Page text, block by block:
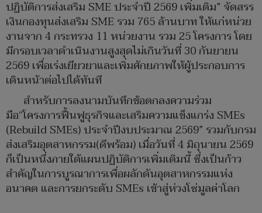
ปฏิบัติการส่งเสริม SME ประจำปี 2569 เพิ่มเติม” จัดสรร
เงินกองทุนส่งเสริม SME รวม 765 ล้านบาท ให้แก่หน่วย
งานจาก 4 กระทรวง 11 หน่วยงาน รวม 25 โครงการ โดย
มีกรอบเวลาดำเนินงานสูงสุดไม่เกินวันที่ 30 กันยายน
2569 เพื่อเร่งเยียวยาและเพิ่มศักยภาพให้ผู้ประกอบการ
เดินหน้าต่อไปได้ทันที
สำหรับการลงนามบันทึกข้อตกลงความร่วม
มือ“โครงการฟื้นฟูธุรกิจและเสริมความแข็งแกร่ง SMEs
(Rebuild SMEs) ประจำปีงบประมาณ 2569” รวมกับกรม
ส่งเสริมอุตสาหกรรม(ดีพร้อม) เมื่อวันที่ 4 มิถุนายน 2569
ก็เป็นหนึ่งภายใต้แผนปฏิบัติการเพิ่มเติมนี้ ซึ่งเป็นก้าว
สำคัญในการบูรณาการเพื่อผลักดันอุตสาหกรรมแห่ง
อนาคต และการยกระดับ SMEs เข้าสู่ห่วงโซ่มูลค่าโลก